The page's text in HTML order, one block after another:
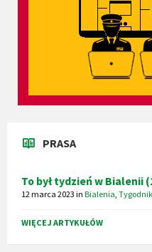
PRASA
To był tydzień w Bialenii
12 marca 2023 in Bialenia
WIĘCEJ ARTYKUŁÓW